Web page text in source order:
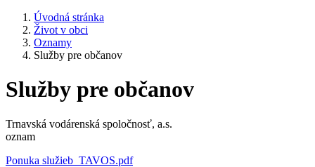
Úvodná stránka
Život v obci
Oznamy
Služby pre občanov
Služby pre občanov
Trnavská vodárenská spoločnosť, a.s.
oznam
Ponuka služieb_TAVOS.pdf